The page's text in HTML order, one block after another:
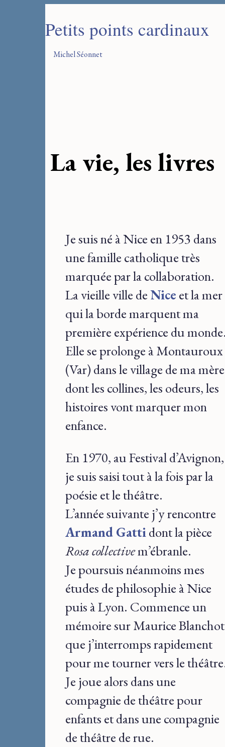
Petits points cardinaux
Michel Séonnet
La vie, les livres
Je suis né à Nice en 1953 dans
une famille catholique très
marquée par la collaboration.
La vieille ville deNice et la mer
qui la borde marquent ma
première expérience du
Elle se prolonge à Montauroux
(Var) dans le village de ma mère
dont les collines, les odeurs, les
histoires vont marquer mon
enfance.
En 1970, au Festival d’Avignon,
je suis saisi tout à la fois par la
poésie et le théâtre.
L’année suivante j’y rencontre
Armand Gattidont la pièce
Rosa collectivem’ébranle.
Je poursuis néanmoins mes
études de philosophie à Nice
puis à Lyon. Commence un
mémoire sur Maurice Blanchot
que j’interromps rapidement
pour me tourner vers le
Je joue alors dans une
compagnie de théâtre pour
enfants et dans une compagnie
de théâtre de rue.